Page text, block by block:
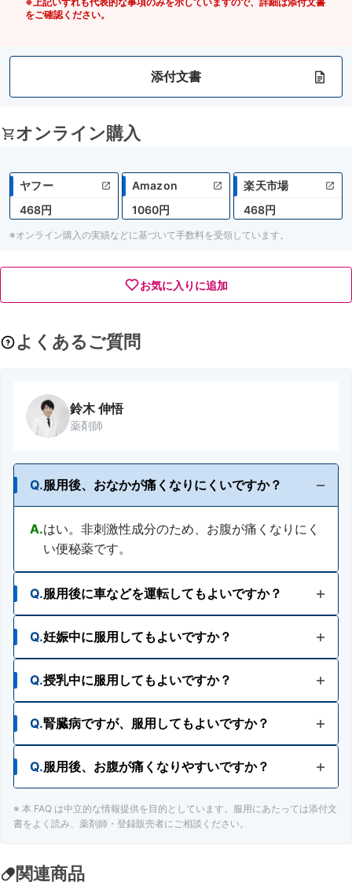
をご確認ください。
添付文書
オンライン購入
ヤフー
468円
Amazon
1060円
楽天市場
468円
※オンライン購入の実績などに基づいて手数料を受領しています。
お気に入りに追加
よくあるご質問
鈴木 伸悟
薬剤師
Q.服用後、おなかが痛くなりにくいですか？
A.はい。非刺激性成分のため、お腹が痛くなりにく
い便秘薬です。
Q.服用後に車などを運転してもよいですか？
A.眠くなる成分無配合。服用後も車などの運転や機
械類等の操作ができます。
Q.妊娠中に服用してもよいですか？
A.妊婦又は妊娠していると思われる人は、医師、薬
剤師又は登録販売者にご相談ください。
Q.授乳中に服用してもよいですか？
A.授乳中の人でも服用が検討できます。服用に際し
ては、医師、薬剤師、登録販売者にご相談くださ
い。
Q.腎臓病ですが、服用してもよいですか？
A.腎臓病の人は、医師、薬剤師又は登録販売者にご
相談ください。
Q.服用後、お腹が痛くなりやすいですか？
A.おなかが痛くなりにくい成分を配合しています。
※ 本 FAQ は中立的な情報提供を目的としています。服用にあたっては添付文
書をよく読み、薬剤師・登録販売者にご相談ください。
関連商品